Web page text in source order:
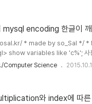
가 없기 때문에, mount 작업을
스가 굉장히 편리하기 때문에 디스
encoding 한글이 깨
* made by so_Sal */ *
show variables like 'c%'; 사용
information 보는법
을 ISO-8..
Computer Science
와 index에 따른